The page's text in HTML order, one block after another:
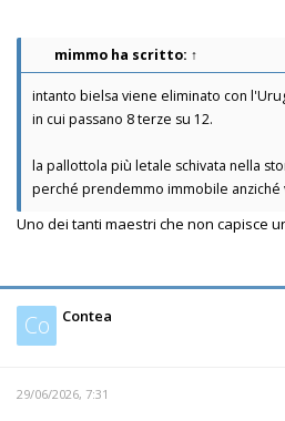
mimmo ha scritto: ↑
intanto bielsa viene eliminato con
in cui passano 8 terze su 12.
la pallottola più letale schivata nella
perché prendemmo immobile anziché
Uno dei tanti maestri che non capisce
Co Contea
29/06/2026, 7:31